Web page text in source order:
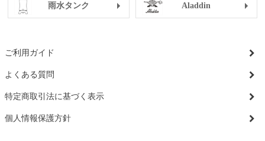
雨水タンク Aladdin
ご利用ガイド
よくある質問
特定商取引法に基づく表示
個人情報保護方針